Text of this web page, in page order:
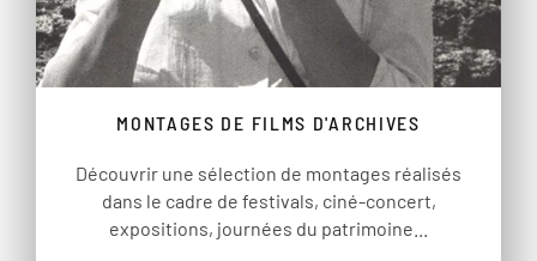
MONTAGES DE FILMS D'ARCHIVES
Découvrir une sélection de montages réalisés
dans le cadre de festivals, ciné-concert,
expositions, journées du patrimoine...